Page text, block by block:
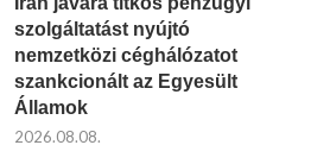
szolgáltatást nyújtó
nemzetközi céghálózatot
szankcionált az Egyesült
Államok
2026.08.08.